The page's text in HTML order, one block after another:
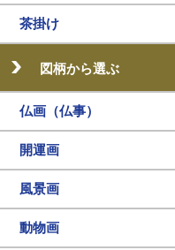
茶掛け
図柄から選ぶ
仏画（仏事）
開運画
風景画
動物画